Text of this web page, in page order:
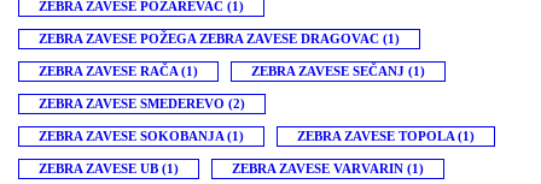
ZEBRA ZAVESE POŽAREVAC (1)
ZEBRA ZAVESE POŽEGA ZEBRA ZAVESE DRAGOVAC (1)
ZEBRA ZAVESE RAČA (1) ZEBRA ZAVESE SEČANJ (1)
ZEBRA ZAVESE SMEDEREVO (2)
ZEBRA ZAVESE SOKOBANJA (1) ZEBRA ZAVESE TOPOLA (1)
ZEBRA ZAVESE UB (1) ZEBRA ZAVESE VARVARIN (1)